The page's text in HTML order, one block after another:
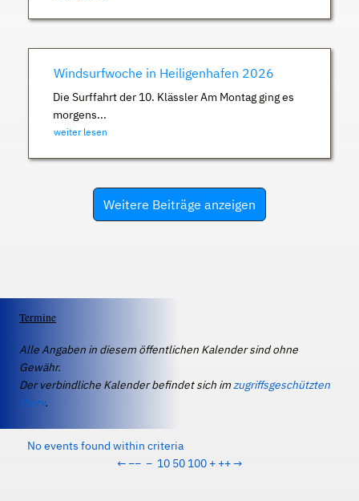
Windsurfwoche in Heiligenhafen 2026
Die Surffahrt der 10. Klässler Am Montag ging es
morgens...
weiter lesen
Weitere Beiträge anzeigen
Termine
Alle Angaben in diesem öffentlichen Kalender sind ohne
Gewähr.
Der verbindliche Kalender befindet sich imzugriffsgeschützten
IServ.
No events found within criteria
← −− − 10 50 100 + ++→